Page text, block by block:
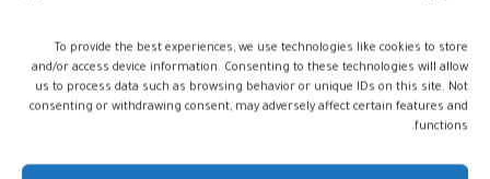
To provide the best experiences, we use technologies like cookies to store
and/or access device information. Consenting to these technologies will allow
us to process data such as browsing behavior or unique IDs on this site. Not
consenting or withdrawing consent, may adversely affect certain features and
functions.